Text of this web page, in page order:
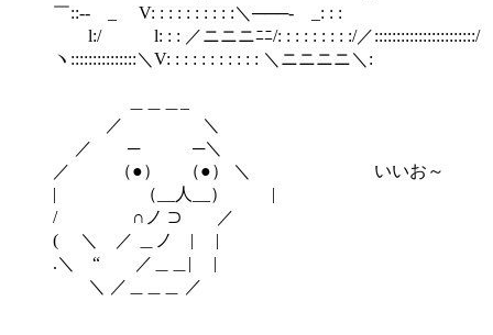
￣::‐- _ V: : : : : : : : : :＼───‐ _: : :
l:/ l: : : ／ニニニﾆﾆ/: : : : : : : : :/／:::::::::::::::::::::::/
ヽ:::::::::::::::＼V: : : : : : : : : : : ＼ニニニニ＼:
／ ＼
／ ─ ─＼
／ （●） （●） ＼ いいお～
| （__人__） |
/ ∩ノ ⊃ ／
( ＼ ／ ＿ノ | |
.＼ “ ／＿＿| |
＼ ／＿＿＿ ／